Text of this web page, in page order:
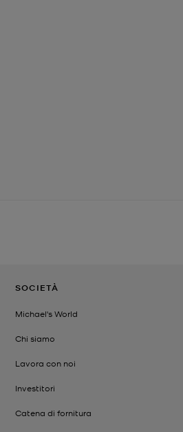
SOCIETÀ
Michael's World
Chi siamo
Lavora con noi
Investitori
Catena di fornitura